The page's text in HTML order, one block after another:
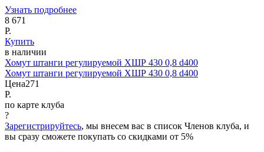
Узнать подробнее
8 671
Р.
Купить
в наличии
Хомут штанги регулируемой ХШР 430 0,8 d400
Хомут штанги регулируемой ХШР 430 0,8 d400
Цена271
Р.
по карте клуба
?
Зарегистрируйтесь, мы внесем вас в список Членов клуба, и
вы сразу сможете покупать со скидками от 5%